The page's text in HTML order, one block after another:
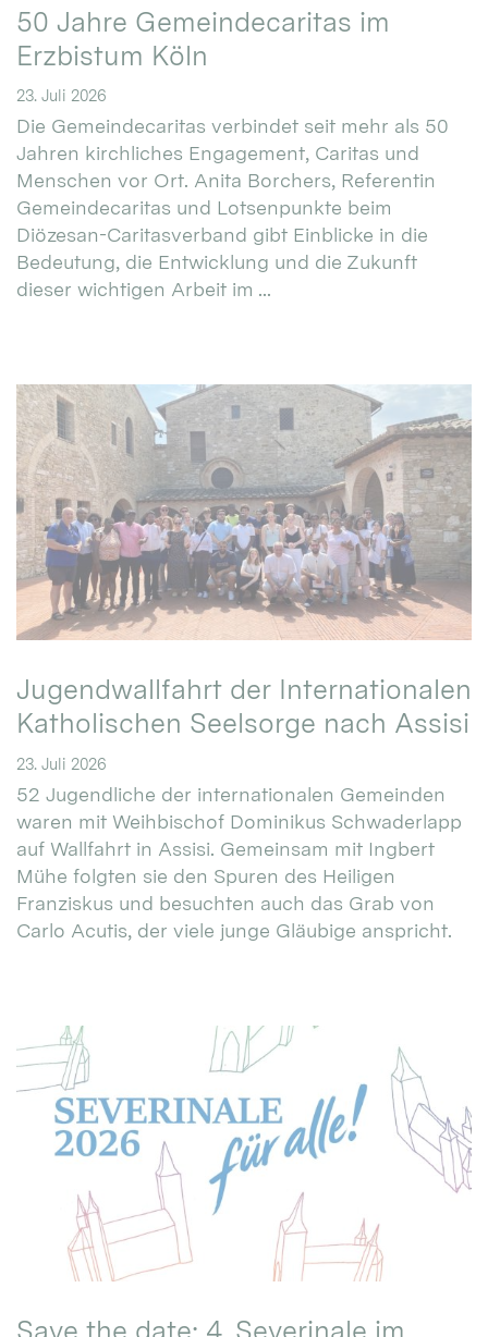
50 Jahre Gemeindecaritas im
Erzbistum Köln
23. Juli 2026
Die Gemeindecaritas verbindet seit mehr als 50
Jahren kirchliches Engagement, Caritas und
Menschen vor Ort. Anita Borchers, Referentin
Gemeindecaritas und Lotsenpunkte beim
Diözesan-Caritasverband gibt Einblicke in die
Bedeutung, die Entwicklung und die Zukunft
dieser wichtigen Arbeit im ...
Jugendwallfahrt der Internationalen
Katholischen Seelsorge nach Assisi
23. Juli 2026
52 Jugendliche der internationalen Gemeinden
waren mit Weihbischof Dominikus Schwaderlapp
auf Wallfahrt in Assisi. Gemeinsam mit Ingbert
Mühe folgten sie den Spuren des Heiligen
Franziskus und besuchten auch das Grab von
Carlo Acutis, der viele junge Gläubige anspricht.
Save the date: 4. Severinale im